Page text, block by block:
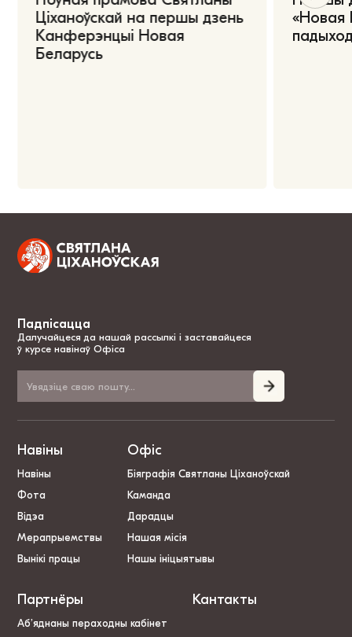
Ціханоўскай на першы дзень
Канферэнцыі Новая
Беларусь
«Новая
Падпісацца
Далучайцеся да нашай рассылкі і заставайцеся
ў курсе навінаў Офіса
Навіны
Навіны
Фота
Відэа
Мерапрыемствы
Вынікі працы
Офіс
Біяграфія Святланы Ціханоўскай
Каманда
Дарадцы
Нашая місія
Нашы ініцыятывы
Партнёры
Аб’яднаны пераходны кабінет
Кантакты